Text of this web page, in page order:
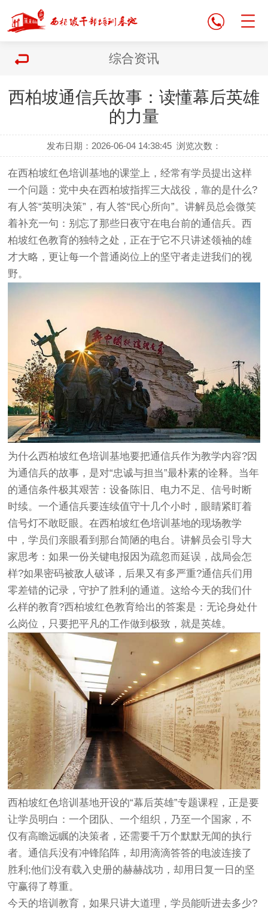
综合资讯
西柏坡通信兵故事：读懂幕后英雄
的力量
发布日期：2026-06-04 14:38:45 浏览次数：
在西柏坡红色培训基地的课堂上，经常有学员提出这样
一个问题：党中央在西柏坡指挥三大战役，靠的是什么?
有人答“英明决策”，有人答“民心所向”。讲解员总会微笑
着补充一句：别忘了那些日夜守在电台前的通信兵。西
柏坡红色教育的独特之处，正在于它不只讲述领袖的雄
才大略，更让每一个普通岗位上的坚守者走进我们的视
野。
为什么西柏坡红色培训基地要把通信兵作为教学内容?因
为通信兵的故事，是对“忠诚与担当”最朴素的诠释。当年
的通信条件极其艰苦：设备陈旧、电力不足、信号时断
时续。一个通信兵要连续值守十几个小时，眼睛紧盯着
信号灯不敢眨眼。在西柏坡红色培训基地的现场教学
中，学员们亲眼看到那台简陋的电台。讲解员会引导大
家思考：如果一份关键电报因为疏忽而延误，战局会怎
样?如果密码被敌人破译，后果又有多严重?通信兵们用
零差错的记录，守护了胜利的通道。这给今天的我们什
么样的教育?西柏坡红色教育给出的答案是：无论身处什
么岗位，只要把平凡的工作做到极致，就是英雄。
西柏坡红色培训基地开设的“幕后英雄”专题课程，正是要
让学员明白：一个团队、一个组织，乃至一个国家，不
仅有高瞻远瞩的决策者，还需要千万个默默无闻的执行
者。通信兵没有冲锋陷阵，却用滴滴答答的电波连接了
胜利;他们没有载入史册的赫赫战功，却用日复一日的坚
守赢得了尊重。
今天的培训教育，如果只讲大道理，学员能听进去多少?